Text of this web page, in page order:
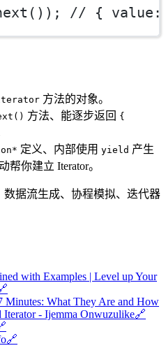
()); // { value:
方法的对象。
方法、能逐步返回 {
定义、内部使用 yield 产生
帮你建立 Iterator。
据流生成、协程模拟、迭代器
with Examples | Level up Your
Minutes: What They Are and How
Iterator - Ijemma Onwuzulike🔗
🔗